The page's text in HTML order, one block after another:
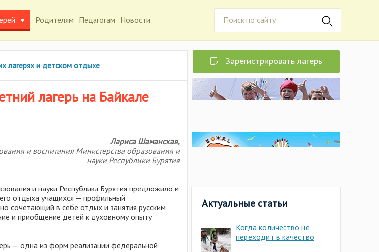
Родителям Педагогам Новости
лагерях и детском отдыхе
лагерь на Байкале
Лариса Шаманская,
и воспитания Министерства образования и
науки Республики Бурятия
и науки Республики Бурятия предложило и
отдыха учащихся — профильный
сочетающий в себе отдых и занятия русским
и приобщение детей к духовному опыту
— одна из форм реализации федеральной
Зарегистрировать лагерь
Актуальные статьи
Когда количество не
переходит в качество